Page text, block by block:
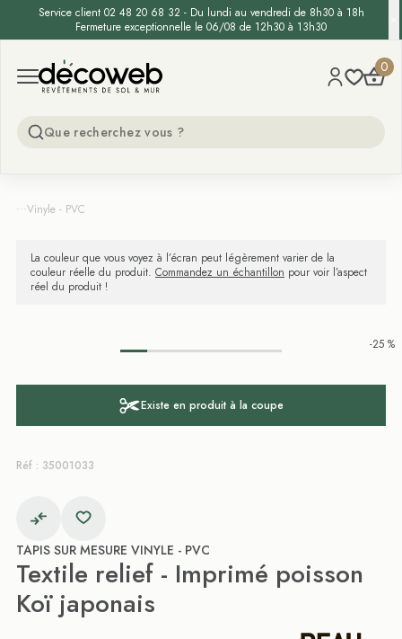
Service client 02 48 20 68 32 - Du lundi au vendredi de 8h30 à 18h
Fermeture exceptionnelle le 06/08 de 12h30 à 13h30
Open menu
Decoweb 0
...Vinyle - PVC
La couleur que vous voyez à l’écran peut légèrement varier de la
couleur réelle du produit. Commandez un échantillon pour voir l’aspect
réel du produit !
-25 %
Existe en produit à la coupe
Réf : 35001033
TAPIS SUR MESURE VINYLE - PVC
Textile relief - Imprimé poisson
Koï japonais